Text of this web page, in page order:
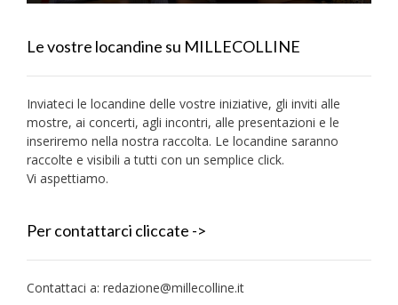
Le vostre locandine su MILLECOLLINE
Inviateci le locandine delle vostre iniziative, gli inviti alle
mostre, ai concerti, agli incontri, alle presentazioni e le
inseriremo nella nostra raccolta. Le locandine saranno
raccolte e visibili a tutti con un semplice click.
Vi aspettiamo.
Per contattarci cliccate ->
Contattaci a: redazione@millecolline.it